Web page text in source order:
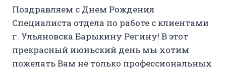
Поздравляем с Днем Рождения
Специалиста отдела по работе с клиентами
г. Ульяновска Барыкину Регину! В этот
прекрасный июньский день мы хотим
пожелать Вам не только профессиональных